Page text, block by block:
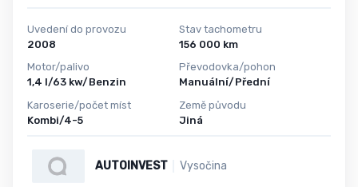
Uvedení do provozu
2008
Motor/palivo
1,4 l/63 kw/Benzin
Karoserie/počet míst
Kombi/4-5
Stav tachometru
156 000 km
Převodovka/pohon
Manuální/Přední
Země původu
Jiná
AUTOINVEST Vysočina